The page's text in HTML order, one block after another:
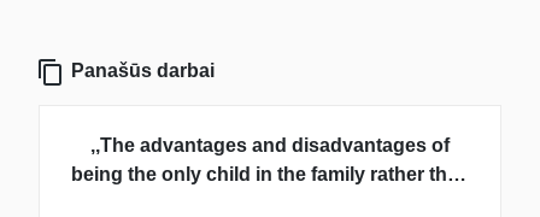
Panašūs darbai
,,The advantages and disadvantages of
being the only child in the family rather than